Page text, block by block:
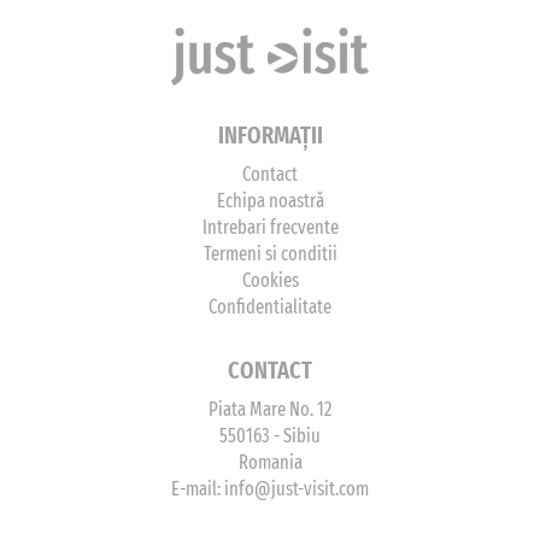
INFORMAȚII
Contact
Echipa noastră
Intrebari frecvente
Termeni si conditii
Cookies
Confidentialitate
CONTACT
Piata Mare No. 12
550163 - Sibiu
Romania
E-mail: info@just-visit.com